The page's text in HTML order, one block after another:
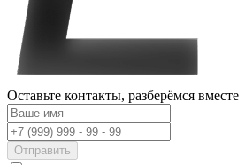
Оставьте контакты, разберёмся вместе
Отправить